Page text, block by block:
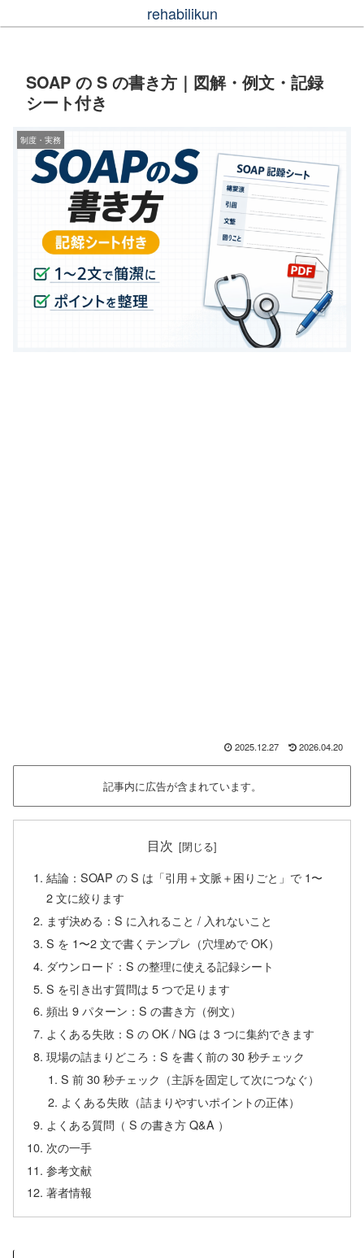
rehabilikun
SOAP の S の書き方｜図解・例文・記録
シート付き
制度・実務
2025.12.27 2026.04.20
記事内に広告が含まれています。
目次
結論：SOAP の S は「引用＋文脈＋困りごと」で 1〜
2 文に絞ります
まず決める：S に入れること / 入れないこと
S を 1〜2 文で書くテンプレ（穴埋めで OK）
ダウンロード：S の整理に使える記録シート
S を引き出す質問は 5 つで足ります
頻出 9 パターン：S の書き方（例文）
よくある失敗：S の OK / NG は 3 つに集約できます
現場の詰まりどころ：S を書く前の 30 秒チェック
S 前 30 秒チェック（主訴を固定して次につなぐ）
よくある失敗（詰まりやすいポイントの正体）
よくある質問（ S の書き方 Q&A ）
次の一手
参考文献
著者情報